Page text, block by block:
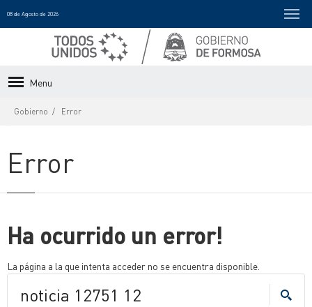
08 de Agosto de 2026
Menu
Gobierno Error
Error
Ha ocurrido un error!
La página a la que intenta acceder no se encuentra disponible.